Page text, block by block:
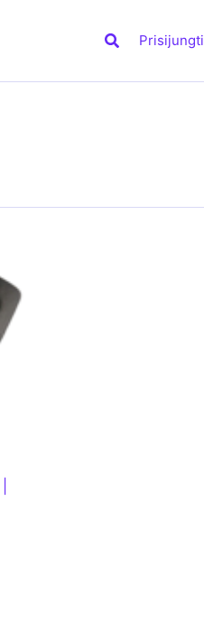
PaieškaPrisijungti